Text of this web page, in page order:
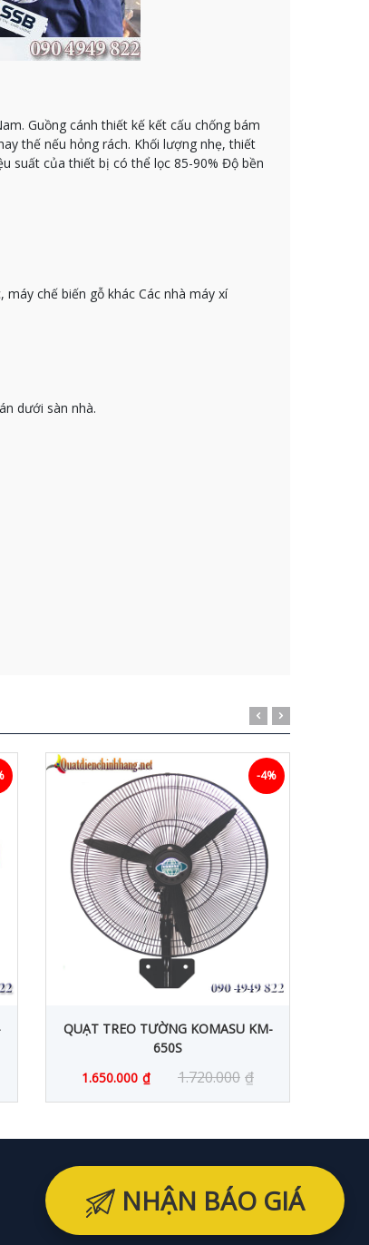
Guồng cánh thiết kế kết cấu chống bám
thế nếu hỏng rách. Khối lượng nhẹ, thiết
suất của thiết bị có thể lọc 85-90% Độ bền
chế biến gỗ khác Các nhà máy xí
dưới sàn nhà.
QUẠT TREO TƯỜNG KOMASU KM-
650S
1.650.000 ₫ 1.720.000 ₫
-4%
NHẬN BÁO GIÁ